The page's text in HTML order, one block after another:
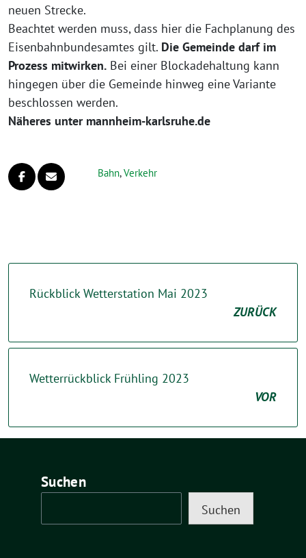
neuen Strecke.
Beachtet werden muss, dass hier die Fachplanung des
Eisenbahnbundesamtes gilt. Die Gemeinde darf im
Prozess mitwirken. Bei einer Blockadehaltung kann
hingegen über die Gemeinde hinweg eine Variante
beschlossen werden.
Näheres unter mannheim-karlsruhe.de
Bahn,Verkehr
Rückblick Wetterstation Mai 2023
ZURÜCK
Wetterrückblick Frühling 2023
VOR
Suchen
Suchen